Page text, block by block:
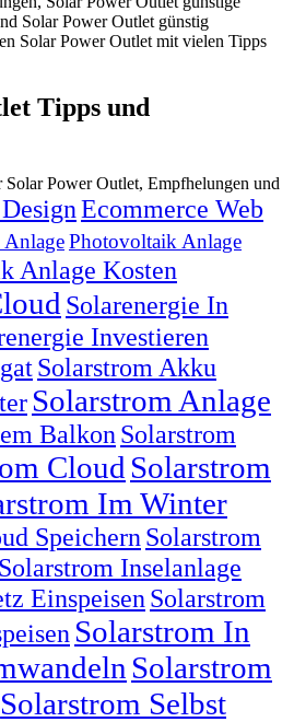
Solar Power Outlet günstig
Solar Power Outlet mit vielen Tipps
Tipps und
Power Outlet, Empfhelungen und
Ecommerce Web
Photovoltaik Anlage
Anlage Kosten
Solarenergie In
Investieren
Solarstrom Akku
Solarstrom Anlage
Balkon Solarstrom
Cloud Solarstrom
Im Winter
Speichern Solarstrom
Solarstrom Inselanlage
Einspeisen Solarstrom
Solarstrom In
Solarstrom
Solarstrom Selbst